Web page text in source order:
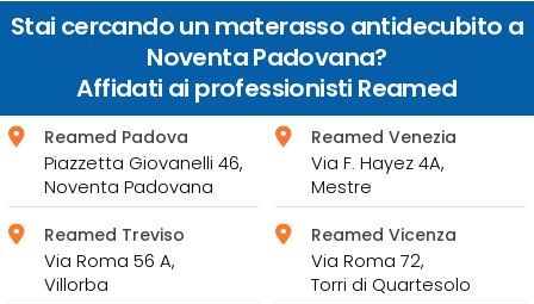
Stai cercando un materasso antidecubito a
Noventa Padovana?
Affidati ai professionisti Reamed
Reamed Padova
Piazzetta Giovanelli 46,
Noventa Padovana
Reamed Venezia
Via F. Hayez 4A,
Mestre
Reamed Treviso
Via Roma 56 A,
Villorba
Reamed Vicenza
Via Roma 72,
Torri di Quartesolo